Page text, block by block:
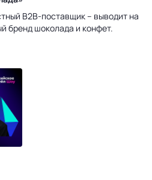
B2B-поставщик – выводит на
бренд шоколада и конфет.